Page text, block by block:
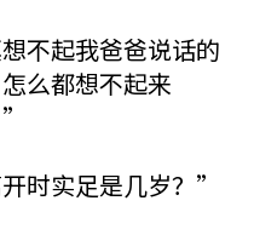
不起我爸爸说话的
么都想不起来
时实足是几岁？”